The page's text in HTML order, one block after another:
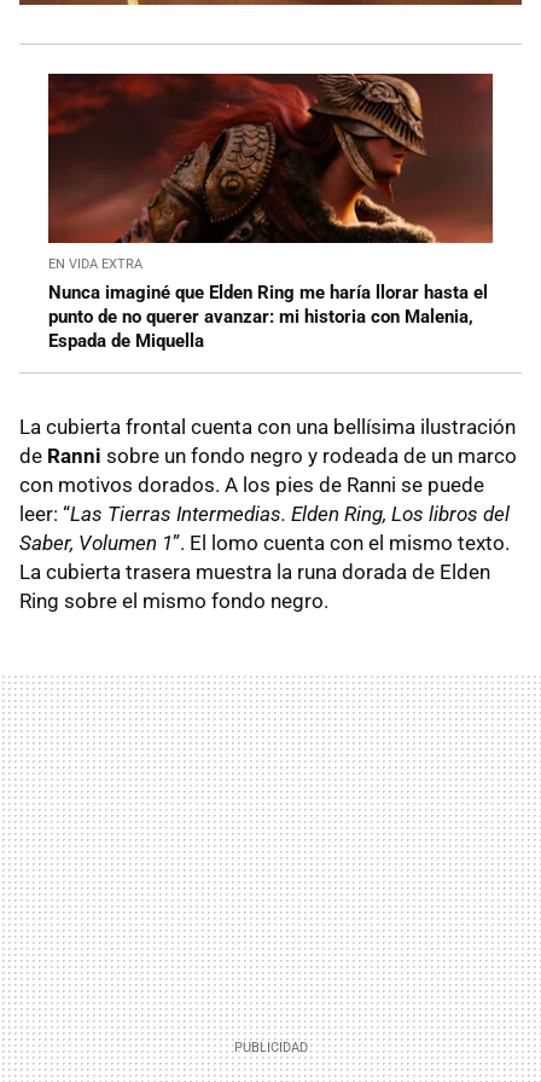
EN VIDA EXTRA
Nunca imaginé que Elden Ring me haría llorar hasta el
punto de no querer avanzar: mi historia con Malenia,
Espada de Miquella
La cubierta frontal cuenta con una bellísima ilustración
de Ranni sobre un fondo negro y rodeada de un marco
con motivos dorados. A los pies de Ranni se puede
leer: “Las Tierras Intermedias. Elden Ring, Los libros del
Saber, Volumen 1”. El lomo cuenta con el mismo texto.
La cubierta trasera muestra la runa dorada de Elden
Ring sobre el mismo fondo negro.